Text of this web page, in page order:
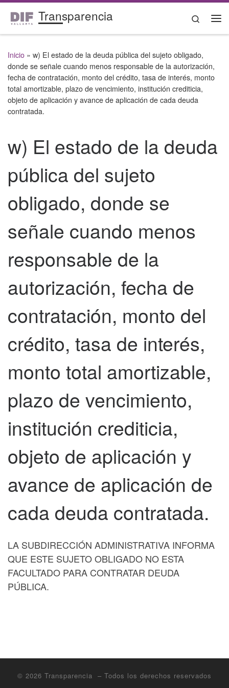
Saltar al contenido
Transparencia
Search
Inicio » w) El estado de la deuda pública del sujeto obligado,
donde se señale cuando menos responsable de la autorización,
fecha de contratación, monto del crédito, tasa de interés, monto
total amortizable, plazo de vencimiento, institución crediticia,
objeto de aplicación y avance de aplicación de cada deuda
contratada.
w) El estado de la deuda
pública del sujeto
obligado, donde se
señale cuando menos
responsable de la
autorización, fecha de
contratación, monto del
crédito, tasa de interés,
monto total amortizable,
plazo de vencimiento,
institución crediticia,
objeto de aplicación y
avance de aplicación de
cada deuda contratada.
LA SUBDIRECCIÓN ADMINISTRATIVA INFORMA
QUE ESTE SUJETO OBLIGADO NO ESTA
FACULTADO PARA CONTRATAR DEUDA
PÚBLICA.
© 2026 Transparencia – Todos los derechos reservados